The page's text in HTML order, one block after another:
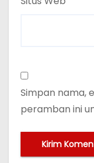
Simpan nama,
peramban ini